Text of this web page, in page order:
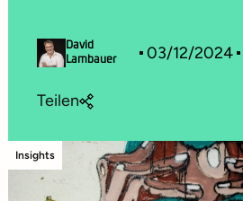
David
Lambauer
03/12/2024
Teilen
Insights